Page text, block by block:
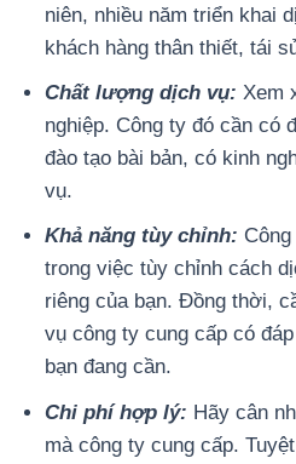
niên, nhiều năm triển khai
khách hàng thân thiết, tái
Chất lượng dịch vụ: Xem
nghiệp. Công ty đó cần có
đào tạo bài bản, có kinh
vụ.
Khả năng tùy chỉnh:
trong việc tùy chỉnh cách
riêng của bạn. Đồng thời,
vụ công ty cung cấp có
bạn đang cần.
Chi phí hợp lý: Hãy cân
mà công ty cung cấp.